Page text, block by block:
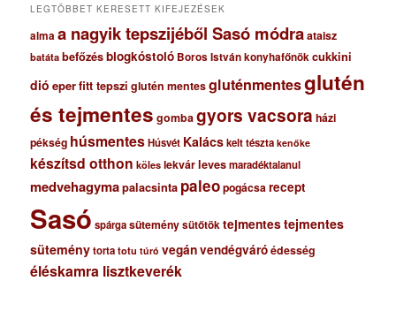
LEGTÖBBET KERESETT KIFEJEZÉSEK
almaa nagyik tepszijéből Sasó módraataisz
batáta befőzésblogkóstoló Boros István konyhafőnökcukkini
dió eperfitt tepszi glutén mentesgluténmentesglutén
és tejmentes gombagyors vacsora házi
pékség húsmentesHúsvét Kalácskelt tészta kenőke
készítsd otthon köles lekvárlevesmaradéktalanul
medvehagymapalacsinta paleopogácsarecept
Sasó spárgasüteménysütőtöktejmentestejmentes
süteménytorta totu túró vegánvendégváróédesség
éléskamra lisztkeverék